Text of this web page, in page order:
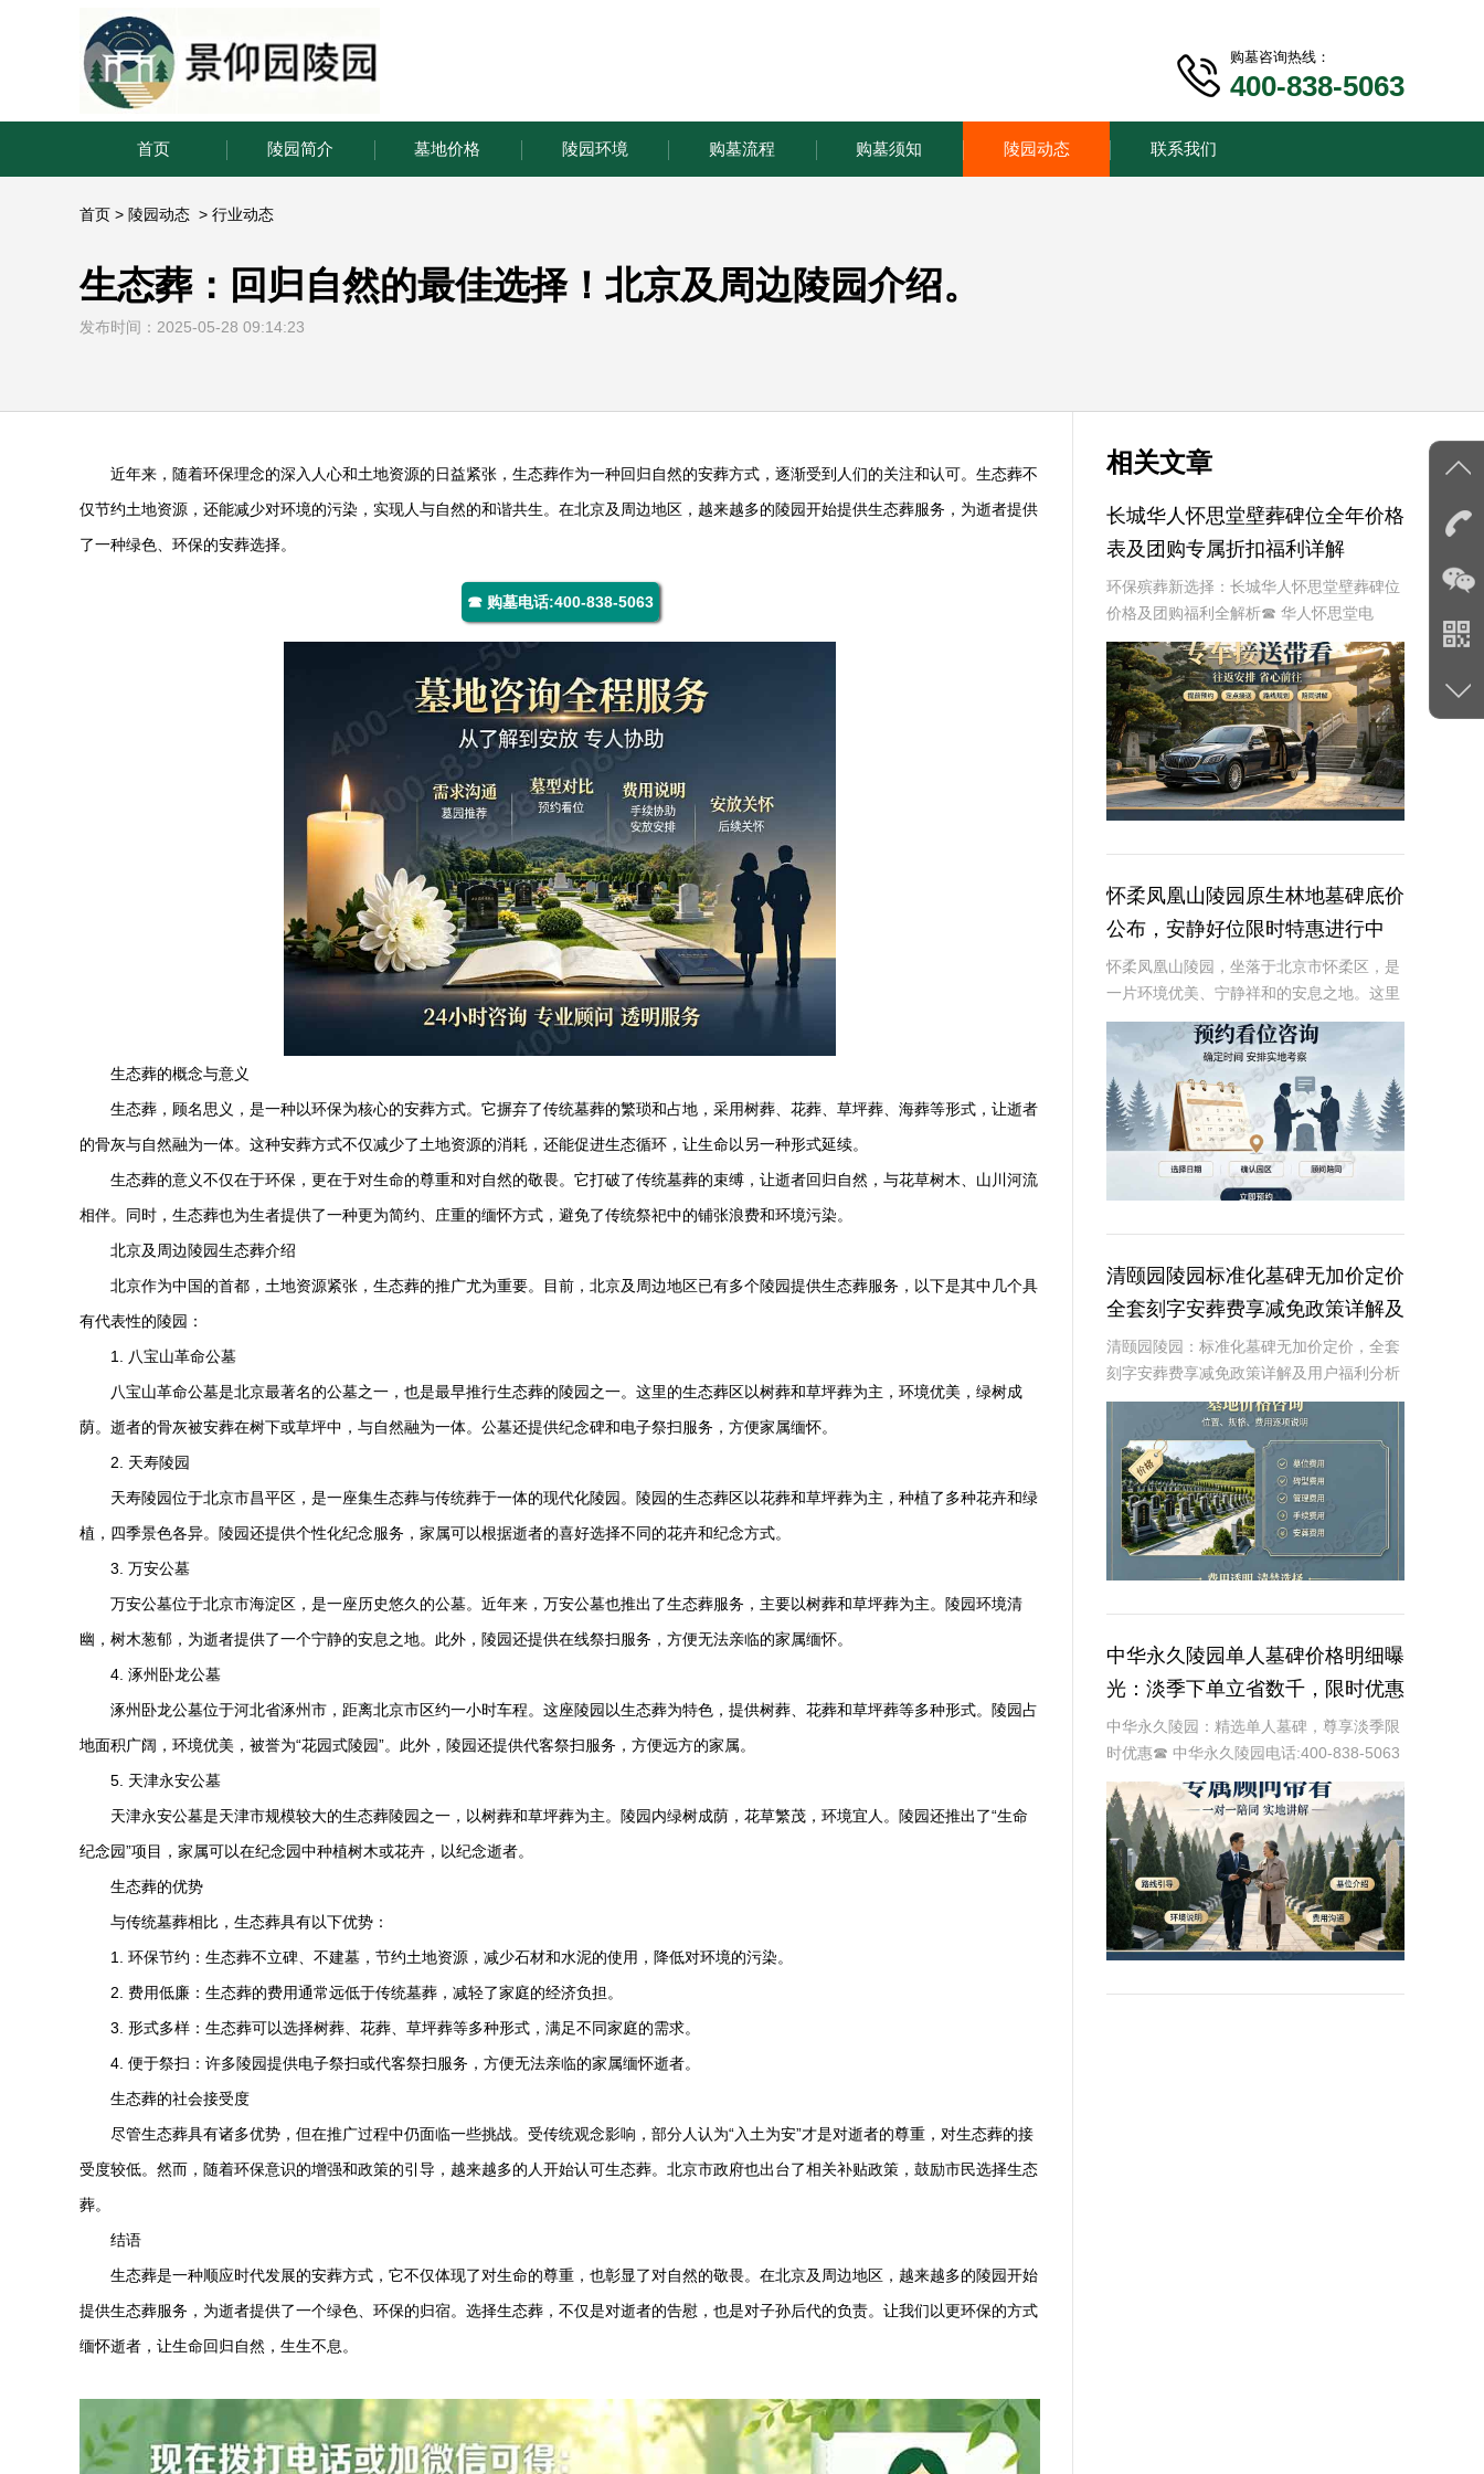
购墓咨询热线：
400-838-5063
首页 陵园简介 墓地价格 陵园环境 购墓流程 购墓须知 陵园动态 联系我们
首页 > 陵园动态 > 行业动态
生态葬：回归自然的最佳选择！北京及周边陵园介绍。
发布时间：2025-05-28 09:14:23
近年来，随着环保理念的深入人心和土地资源的日益紧张，生态葬作为一种回归自然的安葬方式，逐渐受到人们的关注和认可。生态葬不
仅节约土地资源，还能减少对环境的污染，实现人与自然的和谐共生。在北京及周边地区，越来越多的陵园开始提供生态葬服务，为逝者提供
了一种绿色、环保的安葬选择。
☎ 购墓电话:400-838-5063
生态葬的概念与意义
生态葬，顾名思义，是一种以环保为核心的安葬方式。它摒弃了传统墓葬的繁琐和占地，采用树葬、花葬、草坪葬、海葬等形式，让逝者
的骨灰与自然融为一体。这种安葬方式不仅减少了土地资源的消耗，还能促进生态循环，让生命以另一种形式延续。
生态葬的意义不仅在于环保，更在于对生命的尊重和对自然的敬畏。它打破了传统墓葬的束缚，让逝者回归自然，与花草树木、山川河流
相伴。同时，生态葬也为生者提供了一种更为简约、庄重的缅怀方式，避免了传统祭祀中的铺张浪费和环境污染。
北京及周边陵园生态葬介绍
北京作为中国的首都，土地资源紧张，生态葬的推广尤为重要。目前，北京及周边地区已有多个陵园提供生态葬服务，以下是其中几个具
有代表性的陵园：
1. 八宝山革命公墓
八宝山革命公墓是北京最著名的公墓之一，也是最早推行生态葬的陵园之一。这里的生态葬区以树葬和草坪葬为主，环境优美，绿树成
荫。逝者的骨灰被安葬在树下或草坪中，与自然融为一体。公墓还提供纪念碑和电子祭扫服务，方便家属缅怀。
2. 天寿陵园
天寿陵园位于北京市昌平区，是一座集生态葬与传统葬于一体的现代化陵园。陵园的生态葬区以花葬和草坪葬为主，种植了多种花卉和绿
植，四季景色各异。陵园还提供个性化纪念服务，家属可以根据逝者的喜好选择不同的花卉和纪念方式。
3. 万安公墓
万安公墓位于北京市海淀区，是一座历史悠久的公墓。近年来， 万安公墓也推出了生态葬服务，主要以树葬和草坪葬为主。陵园环境清
幽，树木葱郁，为逝者提供了一个宁静的安息之地。此外，陵园还提供在线祭扫服务，方便无法亲临的家属缅怀。
4. 涿州卧龙公墓
涿州卧龙公墓位于河北省涿州市，距离北京市区约一小时车程。这座陵园以生态葬为特色，提供树葬、花葬和草坪葬等多种形式。陵园占
地面积广阔，环境优美，被誉为“花园式陵园”。此外，陵园还提供代客祭扫服务，方便远方的家属。
5. 天津永安公墓
天津永安公墓是天津市规模较大的生态葬陵园之一，以树葬和草坪葬为主。陵园内绿树成荫，花草繁茂，环境宜人。陵园还推出了“生命
纪念园”项目，家属可以在纪念园中种植树木或花卉，以纪念逝者。
生态葬的优势
与传统墓葬相比，生态葬具有以下优势：
1. 环保节约：生态葬不立碑、不建墓，节约土地资源，减少石材和水泥的使用，降低对环境的污染。
2. 费用低廉：生态葬的费用通常远低于传统墓葬，减轻了家庭的经济负担。
3. 形式多样：生态葬可以选择树葬、花葬、草坪葬等多种形式，满足不同家庭的需求。
4. 便于祭扫：许多陵园提供电子祭扫或代客祭扫服务，方便无法亲临的家属缅怀逝者。
生态葬的社会接受度
尽管生态葬具有诸多优势，但在推广过程中仍面临一些挑战。受传统观念影响，部分人认为“入土为安”才是对逝者的尊重，对生态葬的接
受度较低。然而，随着环保意识的增强和政策的引导，越来越多的人开始认可生态葬。北京市政府也出台了相关补贴政策，鼓励市民选择生态
葬。
结语
生态葬是一种顺应时代发展的安葬方式，它不仅体现了对生命的尊重，也彰显了对自然的敬畏。在北京及周边地区，越来越多的陵园开始
提供生态葬服务，为逝者提供了一个绿色、环保的归宿。选择生态葬，不仅是对逝者的告慰，也是对子孙后代的负责。让我们以更环保的方式
缅怀逝者，让生命回归自然，生生不息。
相关文章
长城华人怀思堂壁葬碑位全年价格
表及团购专属折扣福利详解
环保殡葬新选择：长城华人怀思堂壁葬碑位
价格及团购福利全解析☎ 华人怀思堂电
话:400-838-5063随着现代人对身后事的规
划日益细致，壁葬作为一种绿色、节地的殡
葬方式逐渐走进大众视野。长城华人怀思
怀柔凤凰山陵园原生林地墓碑底价
公布，安静好位限时特惠进行中
怀柔凤凰山陵园，坐落于北京市怀柔区，是
一片环境优美、宁静祥和的安息之地。这里
不仅拥有得天独厚的自然环境，还以其独特
的原生林地墓碑设计，为逝者提供一个安静
而尊贵的归宿。近期，陵园推出了一项限时
特惠活动，
清颐园陵园标准化墓碑无加价定价
全套刻字安葬费享减免政策详解及
用户福利分析
清颐园陵园：标准化墓碑无加价定价，全套
刻字安葬费享减免政策详解及用户福利分析
☎ 清颐园公墓电话:400-838-5063在现代社
会，人们对死亡和身后事的规划越来越重
视。清颐园陵园作为一家专业的陵园服
中华永久陵园单人墓碑价格明细曝
光：淡季下单立省数千，限时优惠
深度解析
中华永久陵园：精选单人墓碑，尊享淡季限
时优惠☎ 中华永久陵园电话:400-838-5063
中华永久陵园，作为国内知名的陵园品牌，
始终以提供高品质的墓碑产品和服务为己
任。本文将全面解析中华永久陵园多款